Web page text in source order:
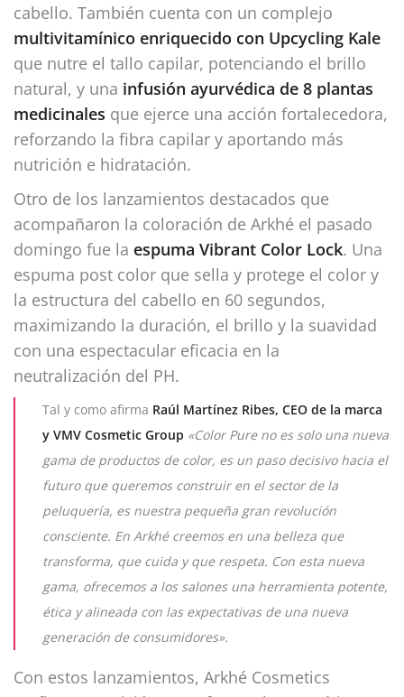
cabello. También cuenta con un complejo
multivitamínico enriquecido con Upcycling Kale
que nutre el tallo capilar, potenciando el brillo
natural, y una infusión ayurvédica de 8 plantas
medicinales que ejerce una acción fortalecedora,
reforzando la fibra capilar y aportando más
nutrición e hidratación.
Otro de los lanzamientos destacados que
acompañaron la coloración de Arkhé el pasado
domingo fue la espuma Vibrant Color Lock. Una
espuma post color que sella y protege el color y
la estructura del cabello en 60 segundos,
maximizando la duración, el brillo y la suavidad
con una espectacular eficacia en la
neutralización del PH.
Tal y como afirma Raúl Martínez Ribes, CEO de la marca
y VMV Cosmetic Group «Color Pure no es solo una nueva
gama de productos de color, es un paso decisivo hacia el
futuro que queremos construir en el sector de la
peluquería, es nuestra pequeña gran revolución
consciente. En Arkhé creemos en una belleza que
transforma, que cuida y que respeta. Con esta nueva
gama, ofrecemos a los salones una herramienta potente,
ética y alineada con las expectativas de una nueva
generación de consumidores».
Con estos lanzamientos, Arkhé Cosmetics